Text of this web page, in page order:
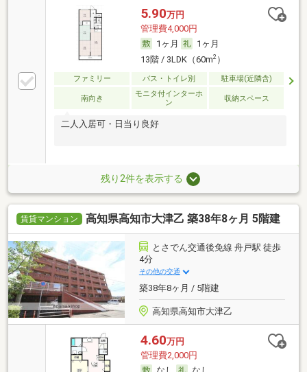
5.90万円
管理費4,000円
1ヶ月
1ヶ月
13階 / 3LDK（60m2）
ファミリー バス・トイレ別 駐車場(近隣含)
南向き
モニタ付インターホ
ン
収納スペース
二人入居可・日当り良好
残り2件を表示する
賃貸マンション 高知県高知市大津乙 築38年8ヶ月 5階建
とさでん交通後免線 舟戸駅 徒歩
4分
その他の交通
築38年8ヶ月 / 5階建
高知県高知市大津乙
4.60万円
管理費2,000円